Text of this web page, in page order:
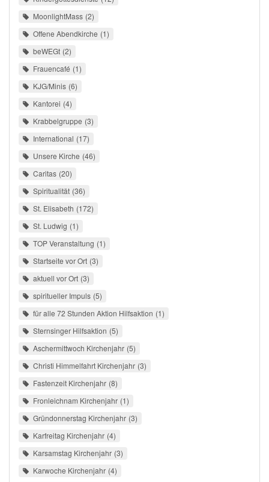
MoonlightMass 2
Offene Abendkirche 1
beWEGt 2
Frauencafé 1
KJG/Minis 6
Kantorei 4
Krabbelgruppe 3
International 17
Unsere Kirche 46
Caritas 20
Spiritualität 36
St. Elisabeth 172
St. Ludwig 1
TOP Veranstaltung 1
Startseite vor Ort 3
aktuell vor Ort 3
spiritueller Impuls 5
für alle 72 Stunden Aktion Hilfsaktion 1
Sternsinger Hilfsaktion 5
Aschermittwoch Kirchenjahr 5
Christi Himmelfahrt Kirchenjahr 3
Fastenzeit Kirchenjahr 8
Fronleichnam Kirchenjahr 1
Gründonnerstag Kirchenjahr 3
Karfreitag Kirchenjahr 4
Karsamstag Kirchenjahr 3
Karwoche Kirchenjahr 4